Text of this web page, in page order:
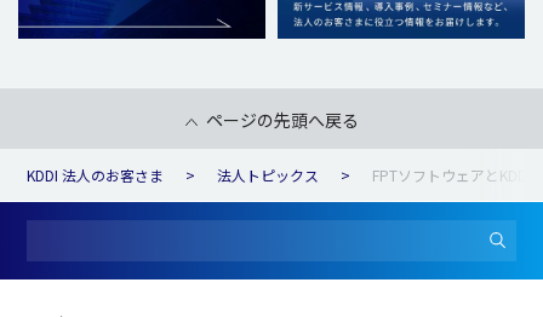
ページの先頭へ戻る
KDDI 法人のお客さま 法人トピックス FPTソフトウェアとKDDI